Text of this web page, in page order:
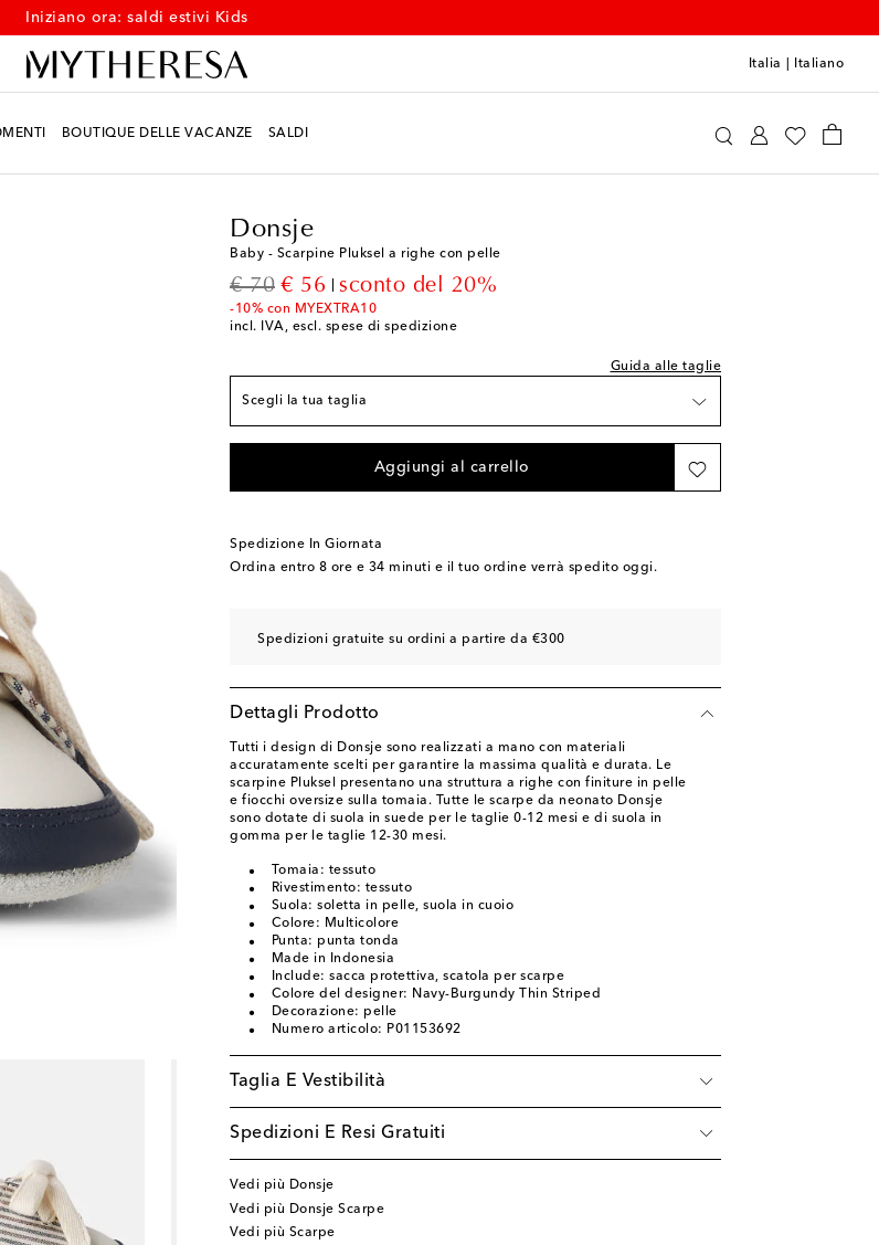
Iniziano ora: saldi estivi Kids
Italia Italiano
BOUTIQUE DELLE VACANZE SALDI
Donsje
Baby - Scarpine Pluksel a righe con pelle
€ 70
original price
€ 56
discount price
sconto del 20%
-10% con MYEXTRA10
incl. IVA, escl. spese di spedizione
Guida alle taglie
Scegli la tua taglia
M 0-6 / EU 16-17 Aggiungi alla wishlist
M 6-12 / EU 18-19 Aggiungi alla wishlist
M 18-24 / EU 22 Pochi pezzi rimasti
Aggiungi al carrello
Spedizione In Giornata
Ordina entro 8 ore e 34 minuti e il tuo ordine verrà spedito oggi.
Spedizioni gratuite su ordini a partire da €300
Dettagli Prodotto
Tutti i design di Donsje sono realizzati a mano con materiali
accuratamente scelti per garantire la massima qualità e durata. Le
scarpine Pluksel presentano una struttura a righe con finiture in pelle
e fiocchi oversize sulla tomaia. Tutte le scarpe da neonato Donsje
sono dotate di suola in suede per le taglie 0-12 mesi e di suola in
gomma per le taglie 12-30 mesi.
Tomaia: tessuto
Rivestimento: tessuto
Suola: soletta in pelle, suola in cuoio
Colore: Multicolore
Punta: punta tonda
Made in Indonesia
Include: sacca protettiva, scatola per scarpe
Colore del designer: Navy-Burgundy Thin Striped
Decorazione: pelle
Numero articolo: P01153692
Taglia E Vestibilità
Spedizioni E Resi Gratuiti
Vedi più Donsje
Vedi più Donsje Scarpe
Vedi più Scarpe